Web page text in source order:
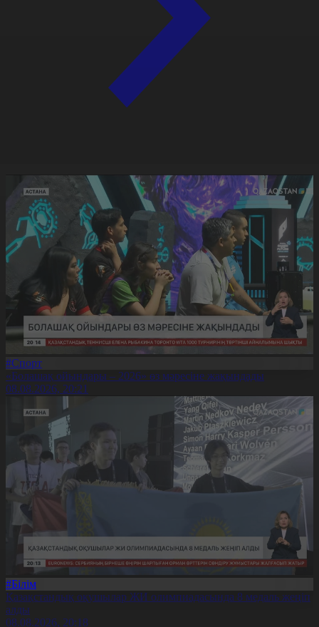
#Спорт
«Болашақ ойындары – 2026» өз мәресіне жақындады
08.08.2026, 20:21
#Білім
Қазақстандық оқушылар ЖИ олимпиадасында 8 медаль жеңіп
алды
08.08.2026, 20:18